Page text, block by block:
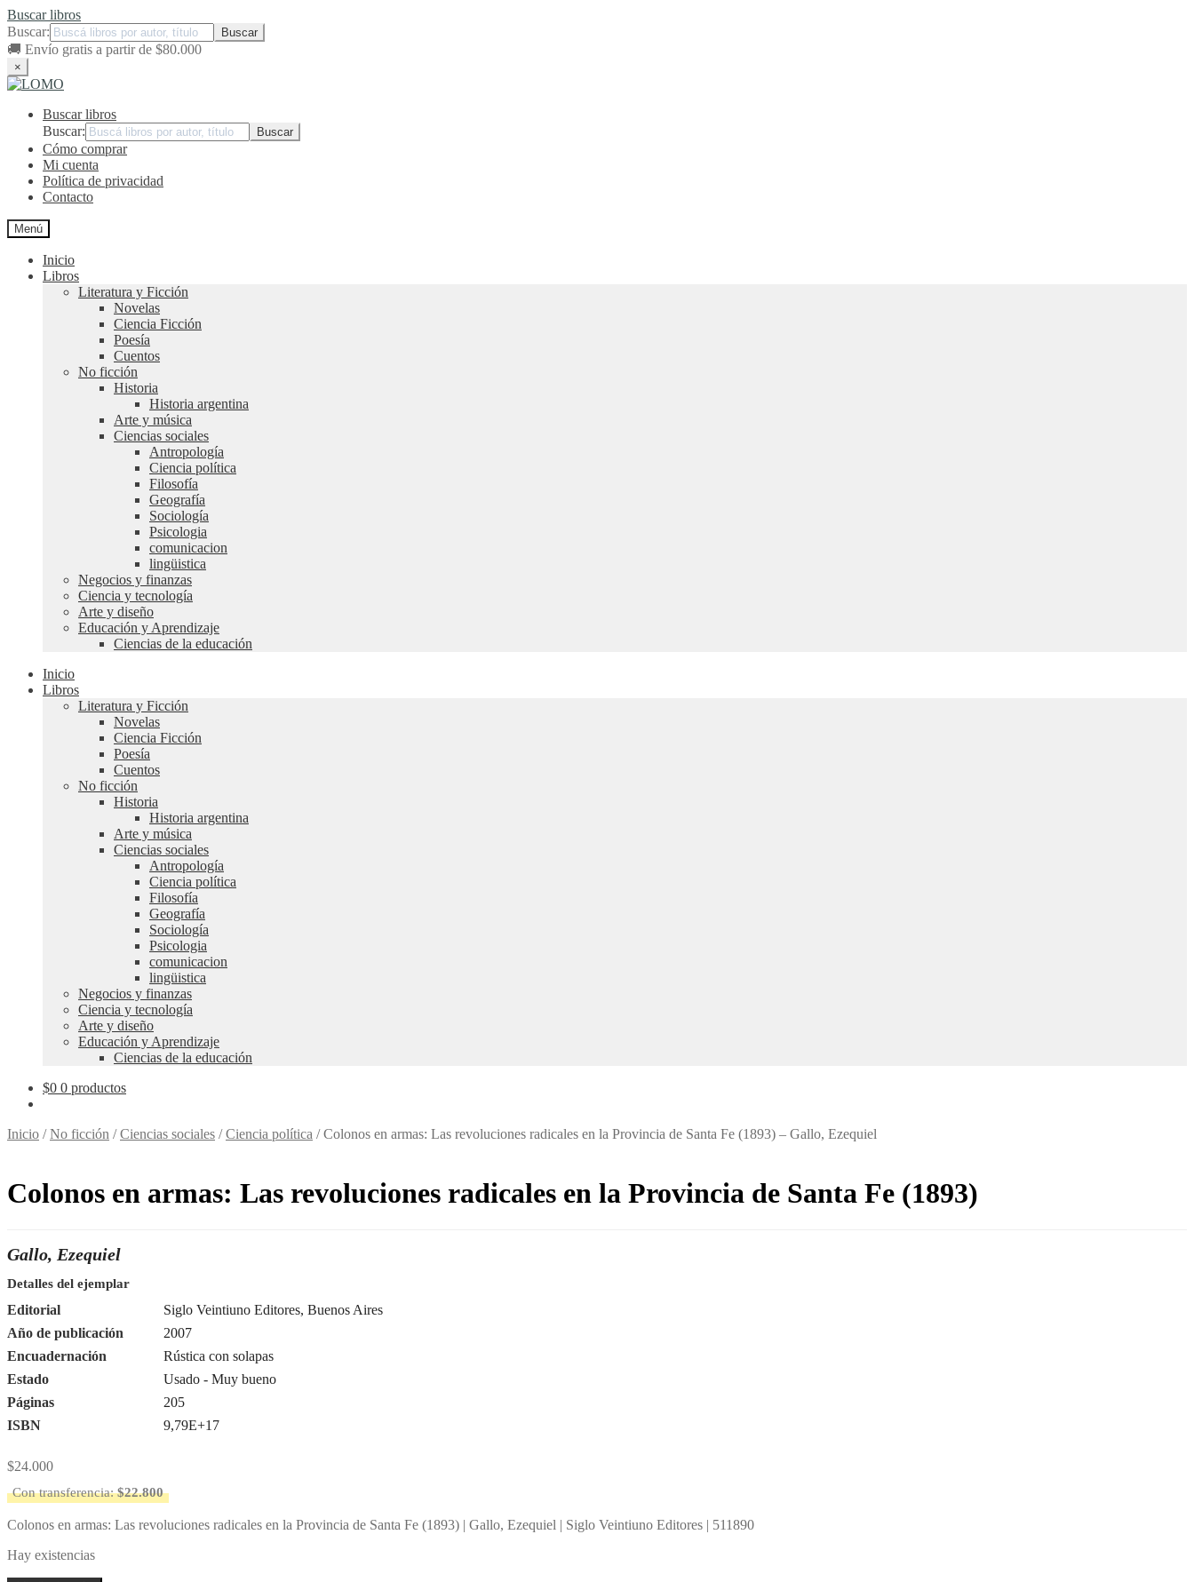
Buscar libros
Buscar:
🚚 Envío gratis a partir de $80.000
×
Ir
navegación
Ir
contenidoBuscar libros
Buscar:
Cómo comprar
Mi cuenta
Política de privacidad
Contacto
Menú
Inicio
Libros
Literatura y Ficción
Novelas
Ciencia Ficción
Poesía
Cuentos
No ficción
Historia
Historia argentina
Arte y música
Ciencias sociales
Antropología
Ciencia política
Filosofía
Geografía
Sociología
Psicologia
comunicacion
lingüistica
Negocios y finanzas
Ciencia y tecnología
Arte y diseño
Educación y Aprendizaje
Ciencias de la educación
Inicio
Libros
Literatura y Ficción
Novelas
Ciencia Ficción
Poesía
Cuentos
No ficción
Historia
Historia argentina
Arte y música
Ciencias sociales
Antropología
Ciencia política
Filosofía
Geografía
Sociología
Psicologia
comunicacion
lingüistica
Negocios y finanzas
Ciencia y tecnología
Arte y diseño
Educación y Aprendizaje
Ciencias de la educación
$0 0 productos
Inicio /No ficción /Ciencias sociales /Ciencia política /Colonos en armas: Las revoluciones radicales en la Provincia de Santa Fe (1893) – Gallo, Ezequiel
Colonos en armas: Las revoluciones radicales en la Provincia de Santa Fe (1893)
Gallo, Ezequiel
Detalles del ejemplar
Editorial
Siglo Veintiuno Editores, Buenos Aires
Año de publicación
2007
Encuadernación
Rústica con solapas
Estado
Usado - Muy bueno
Páginas
205
ISBN
9,79E+17
$24.000
Con transferencia:$22.800
Colonos en armas: Las revoluciones radicales en la Provincia de Santa Fe (1893) | Gallo, Ezequiel | Siglo Veintiuno Editores | 511890
Hay existencias